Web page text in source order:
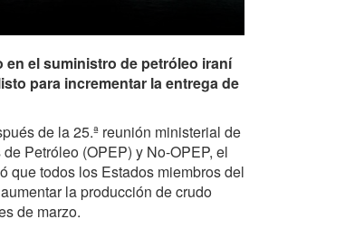
el suministro de petróleo iraní
para incrementar la entrega de
de la 25.ª reunión ministerial de
Petróleo (OPEP) y No-OPEP, el
quetodos los Estados miembros del
la producción de crudo
de marzo.